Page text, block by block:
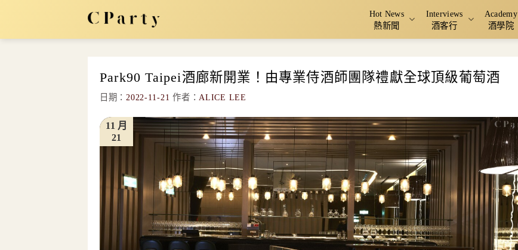
content
Hot News
熱新聞
Interviews
酒客行
Academy
酒學院
Park90 Taipei酒廊新開業！由專業侍酒師團隊禮獻全球頂級葡萄酒
日期： 2022-11-21 作者： ALICE LEE
21
11 月